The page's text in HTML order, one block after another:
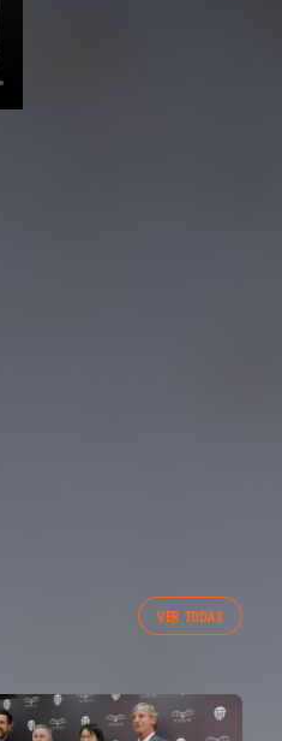
VER TODAS